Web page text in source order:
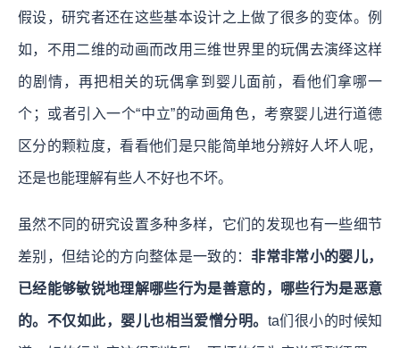
假设，研究者还在这些基本设计之上做了很多的变体。例
如，不用二维的动画而改用三维世界里的玩偶去演绎这样
的剧情，再把相关的玩偶拿到婴儿面前，看他们拿哪一
个；或者引入一个“中立”的动画角色，考察婴儿进行道德
区分的颗粒度，看看他们是只能简单地分辨好人坏人呢，
还是也能理解有些人不好也不坏。
虽然不同的研究设置多种多样，它们的发现也有一些细节
差别，但结论的方向整体是一致的： 非常非常小的婴儿，
已经能够敏锐地理解哪些行为是善意的，哪些行为是恶意
的。不仅如此，婴儿也相当爱憎分明。 ta们很小的时候知